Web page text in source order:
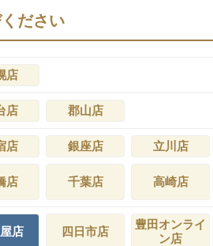
ださい
店
店 郡山店
店 銀座店 立川店
店 千葉店 高崎店
店 四日市店
豊田オンライ
ン店